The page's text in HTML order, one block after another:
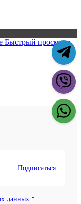
Быстрый просмотр
Подписаться
данных.*